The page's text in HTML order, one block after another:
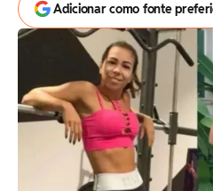
Adicionar como fonte